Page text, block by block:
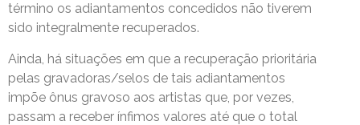
término os adiantamentos concedidos não tiverem
sido integralmente recuperados.
Ainda, há situações em que a recuperação prioritária
pelas gravadoras/selos de tais adiantamentos
impõe ônus gravoso aos artistas que, por vezes,
passam a receber ínfimos valores até que o total